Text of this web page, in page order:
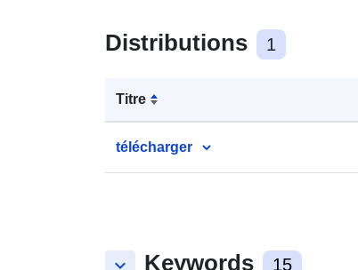
Distributions 1
Titre
télécharger
Keywords 15